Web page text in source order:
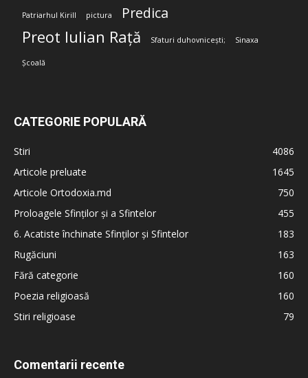
Patriarhul Kirill pictura Predica
Preot Iulian Rață Sfaturi duhovnicești; Sinaxa
Școală
CATEGORIE POPULARĂ
Stiri
4086
Articole preluate
1645
Articole Ortodoxia.md
750
Proloagele Sfinților și a Sfintelor
455
6. Acatiste închinate Sfinților și Sfintelor
183
Rugăciuni
163
Fără categorie
160
Poezia religioasă
160
Stiri religioase
79
Comentarii recente